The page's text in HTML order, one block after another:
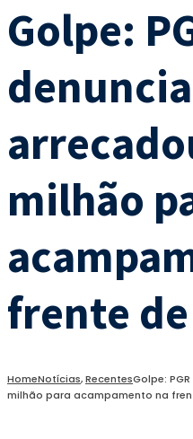
Golpe:
milhão
frente
HomeNotícias,RecentesGolpe:
milhão para acampamento na